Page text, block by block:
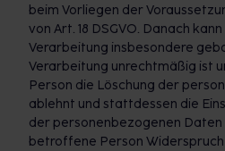
beim Vorliegen der
von Art. 18 DSGVO. Danach
Verarbeitung insbesondere
Verarbeitung unrechtmäßig ist
Person die Löschung der
ablehnt und stattdessen die
der personenbezogenen
betroffene Person